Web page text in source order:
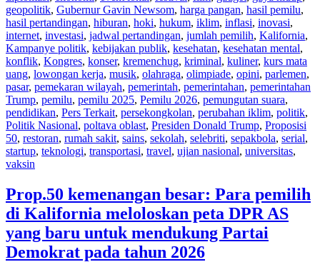
geopolitik, Gubernur Gavin Newsom, harga pangan, hasil pemilu,
hasil pertandingan, hiburan, hoki, hukum, iklim, inflasi, inovasi,
internet, investasi, jadwal pertandingan, jumlah pemilih, Kalifornia,
Kampanye politik, kebijakan publik, kesehatan, kesehatan mental,
konflik, Kongres, konser, kremenchug, kriminal, kuliner, kurs mata
uang, lowongan kerja, musik, olahraga, olimpiade, opini, parlemen,
pasar, pemekaran wilayah, pemerintah, pemerintahan, pemerintahan
Trump, pemilu, pemilu 2025, Pemilu 2026, pemungutan suara,
pendidikan, Pers Terkait, persekongkolan, perubahan iklim, politik,
Politik Nasional, poltava oblast, Presiden Donald Trump, Proposisi
50, restoran, rumah sakit, sains, sekolah, selebriti, sepakbola, serial,
startup, teknologi, transportasi, travel, ujian nasional, universitas,
vaksin
Prop.50 kemenangan besar: Para pemilih
di Kalifornia meloloskan peta DPR AS
yang baru untuk mendukung Partai
Demokrat pada tahun 2026